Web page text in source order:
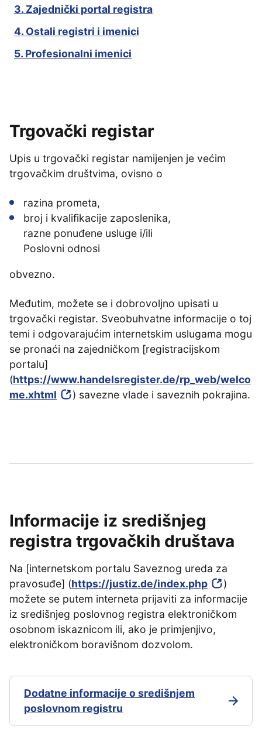
Trgovački registar
Upis u trgovački registar namijenjen je većim
trgovačkim društvima, ovisno o
razina prometa,
broj i kvalifikacije zaposlenika,
razne ponuđene usluge i/ili
Poslovni odnosi
obvezno.
Međutim, možete se i dobrovoljno upisati u
trgovački registar. Sveobuhvatne informacije o toj
temi i odgovarajućim internetskim uslugama mogu
se pronaći na zajedničkom [registracijskom
portalu]
(https://www.handelsregister.de/rp_web/welco
me.xhtml
) savezne vlade i saveznih pokrajina.
Informacije iz središnjeg
registra trgovačkih društava
Na [internetskom portalu Saveznog ureda za
pravosuđe] (https://justiz.de/index.php
)
možete se putem interneta prijaviti za informacije
iz središnjeg poslovnog registra elektroničkom
osobnom iskaznicom ili, ako je primjenjivo,
elektroničkom boravišnom dozvolom.
Dodatne informacije o središnjem
poslovnom registru
3. Zajednički portal registra
4. Ostali registri i imenici
5. Profesionalni imenici